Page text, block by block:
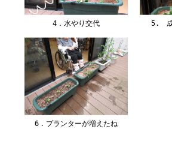
4．水やり交代 5. 成
6．プランターが増えたね